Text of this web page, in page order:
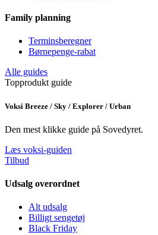
Family planning
Terminsberegner
Børnepenge-rabat
Alle guides
Topprodukt guide
Voksi Breeze / Sky / Explorer / Urban
Den mest klikke guide på Sovedyret.
Læs voksi-guiden
Tilbud
Udsalg overordnet
Alt udsalg
Billigt sengetøj
Black Friday